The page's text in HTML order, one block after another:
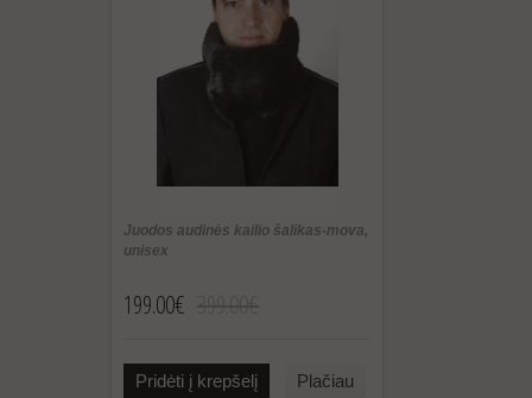
Juodos audinės kailio šalikas-mova,
unisex
199.00€
Pridėti į krepšelį Plačiau